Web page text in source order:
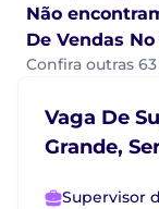
Não
De Vendas
Confira outras
Vaga De
Grande,
Supervisor